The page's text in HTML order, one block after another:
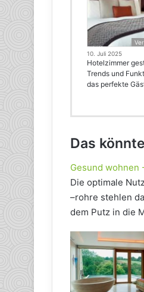
10. Juli 2025
Hotelzimmer
Trends und
das perfekte
Das
Gesund wohnen
Die optimale
–rohre stehlen
dem Putz in die